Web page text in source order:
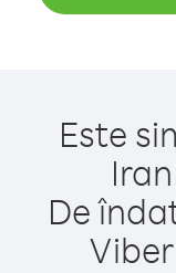
Este
De